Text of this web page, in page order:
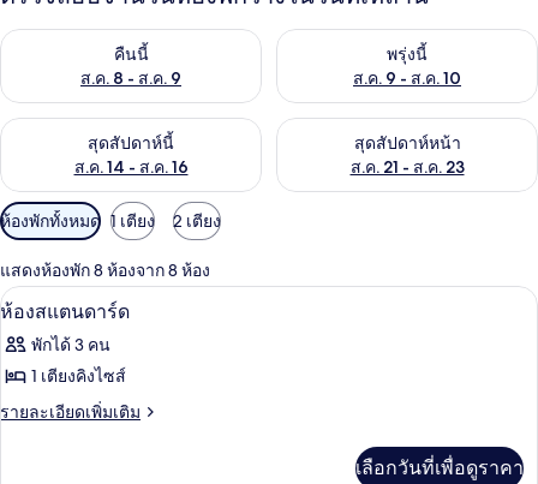
คืนนี้
ส.ค. 8 - ส.ค. 9
ตรวจสอบจำนวนห้องพักว่างในคืนนี้ ส.ค. 8 - ส.ค. 9พรุ่งนี้
ส.ค. 9 - ส.ค. 10
ตรวจสอบจำนวนห้องพักว่างใน
สุดสัปดาห์นี้
ส.ค. 14 - ส.ค. 16
ตรวจสอบจำนวนห้องพักว่างในสุดสัปดาห์นี้ ส.ค. 14 - ส.ค. 16
สุดสัปดาห์หน้า
ส.ค. 21 - ส.ค. 23
ตรวจสอบจำนวนห้องพักว่างใน
ตัว
กรอง
ที่
มี
ให้
สำหรับ
พัก
ห้องพักทั้งหมด 1 เตียง 2 เตียง
แสดงห้องพัก 8 ห้องจาก 8 ห้อง
เปิด
ภาพถ่าย
ทั้งหมด
ของ
ผ้าปูที่นอน Frette จากอิตาลี, เครื่องนอ
6
ห้องสแตนดาร์ด
พักได้ 3 คน
1 เตียงคิงไซส์
รายละเอียดเพิ่มเติม
ราย
เลือกวันที่เพื่อดูราคา